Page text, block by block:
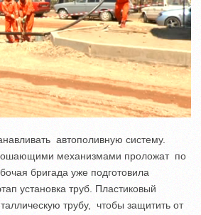
автополивную систему.
механизмами проложат по
бригада уже подготовила
установка труб. Пластиковый
трубу, чтобы защитить от